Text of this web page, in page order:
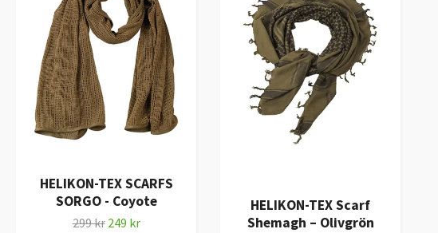
HELIKON-TEX SCARFS
SORGO - Coyote
299 kr 249 kr
HELIKON-TEX Scarf
Shemagh – Olivgrön